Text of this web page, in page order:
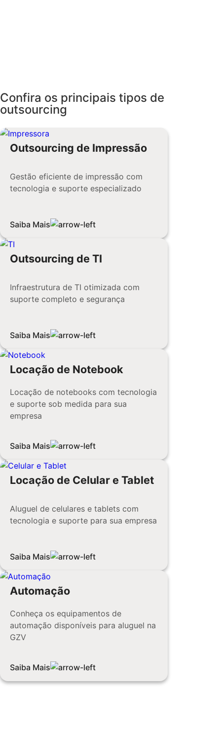
Confira os principais tipos de
outsourcing
Outsourcing de Impressão
Gestão eficiente de impressão com
tecnologia e suporte especializado
Saiba Mais
Outsourcing de TI
Infraestrutura de TI otimizada com
suporte completo e segurança
Saiba Mais
Locação de Notebook
Locação de notebooks com tecnologia
e suporte sob medida para sua
empresa
Saiba Mais
Locação de Celular e Tablet
Aluguel de celulares e tablets com
tecnologia e suporte para sua empresa
Saiba Mais
Automação
Conheça os equipamentos de
automação disponíveis para aluguel na
GZV
Saiba Mais